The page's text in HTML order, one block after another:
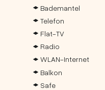
Bademantel
Telefon
Flat-TV
Radio
WLAN-Internet
Balkon
Safe